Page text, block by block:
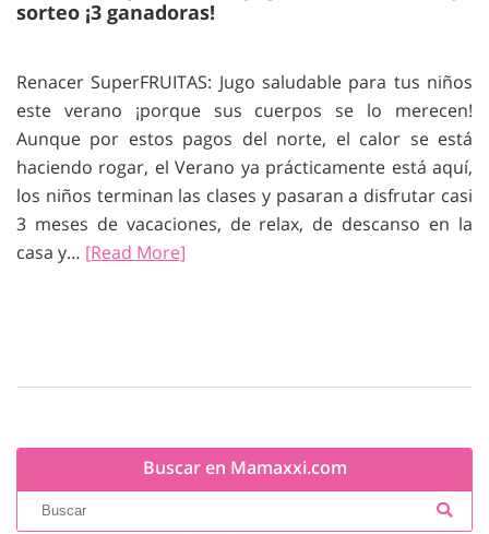
sorteo ¡3 ganadoras!
Renacer SuperFRUITAS: Jugo saludable para tus niños
este verano ¡porque sus cuerpos se lo merecen!
Aunque por estos pagos del norte, el calor se está
haciendo rogar, el Verano ya prácticamente está aquí,
los niños terminan las clases y pasaran a disfrutar casi
3 meses de vacaciones, de relax, de descanso en la
casa y… [Read More]
Buscar en Mamaxxi.com